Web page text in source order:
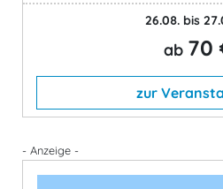
26.08. bis
ab 70
zur
- Anzeige -